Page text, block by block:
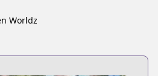
Worldz